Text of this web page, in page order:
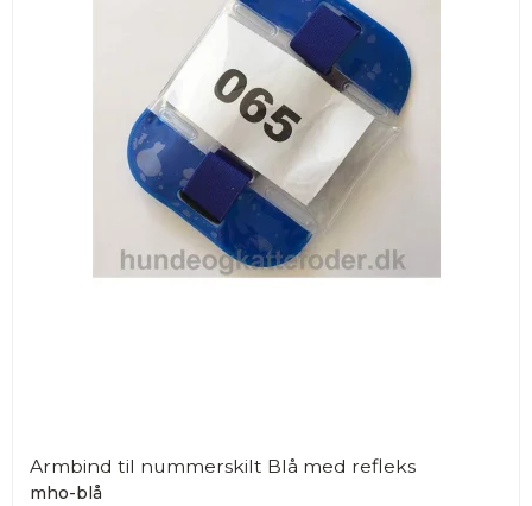
Armbind til nummerskilt Blå med refleks
mho-blå